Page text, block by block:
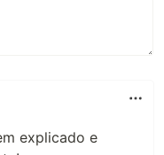
explicado e